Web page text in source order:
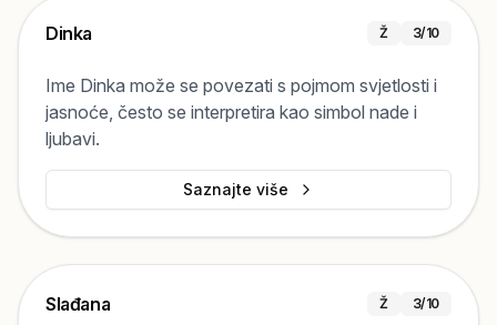
Dinka Ž 3/10
Ime Dinka može se povezati s pojmom svjetlosti i
jasnoće, često se interpretira kao simbol nade i
ljubavi.
Saznajte više
Slađana Ž 3/10